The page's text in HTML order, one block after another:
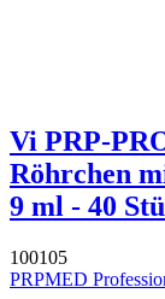
Vi PRP-
Röhrchen
9 ml - 40
100105
PRPMED